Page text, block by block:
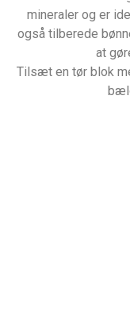
mineraler og er
også tilberede
at
Tilsæt en tør blok